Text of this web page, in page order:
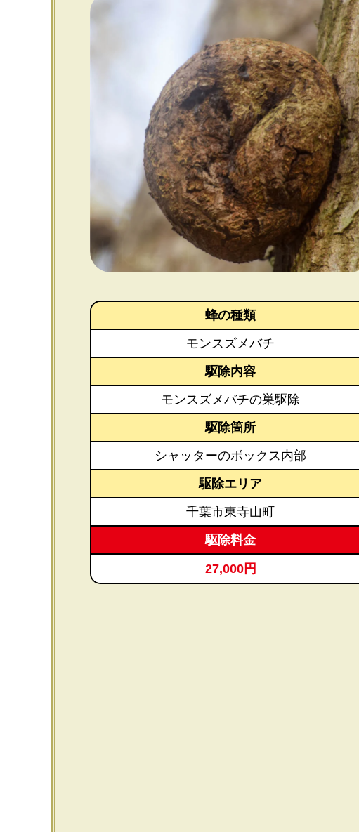
蜂の種類
モンスズメバチ
駆除内容
モンスズメバチの巣駆除
駆除箇所
シャッターのボックス内部
駆除エリア
千葉市東寺山町
駆除料金
27,000円